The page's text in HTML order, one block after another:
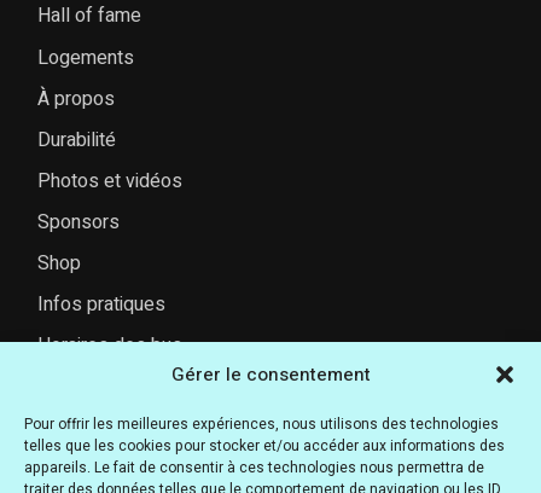
Gérer le consentement
Pour offrir les meilleures expériences, nous utilisons des technologies
telles que les cookies pour stocker et/ou accéder aux informations des
appareils. Le fait de consentir à ces technologies nous permettra de
Hall of fame
Logements
À propos
Durabilité
Photos et vidéos
Sponsors
Shop
Infos pratiques
Horaires des bus
RÉSEAUX SOCIAUX